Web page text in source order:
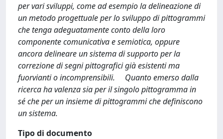
per vari sviluppi, come ad esempio la delineazione di
un metodo progettuale per lo sviluppo di pittogrammi
che tenga adeguatamente conto della loro
componente comunicativa e semiotica, oppure
ancora delineare un sistema di supporto per la
correzione di segni pittografici già esistenti ma
fuorvianti o incomprensibili. Quanto emerso dalla
ricerca ha valenza sia per il singolo pittogramma in
sé che per un insieme di pittogrammi che definiscono
un sistema.
Tipo di documento